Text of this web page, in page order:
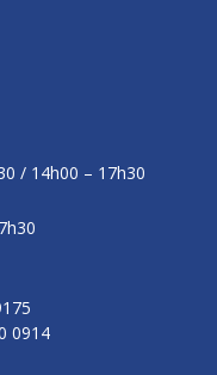
/ 14h00 – 17h30
0914